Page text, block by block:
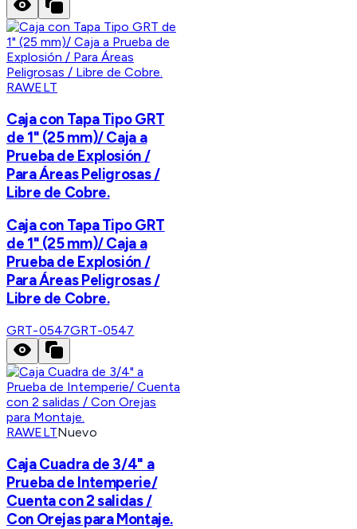
RAWELT
Caja con Tapa Tipo GRT
de 1" (25 mm)/ Caja a
Prueba de Explosión /
Para Áreas Peligrosas /
Libre de Cobre.
Caja con Tapa Tipo GRT
de 1" (25 mm)/ Caja a
Prueba de Explosión /
Para Áreas Peligrosas /
Libre de Cobre.
GRT-0547GRT-0547
RAWELTNuevo
Caja Cuadra de 3/4" a
Prueba de Intemperie/
Cuenta con 2 salidas /
Con Orejas para Montaje.